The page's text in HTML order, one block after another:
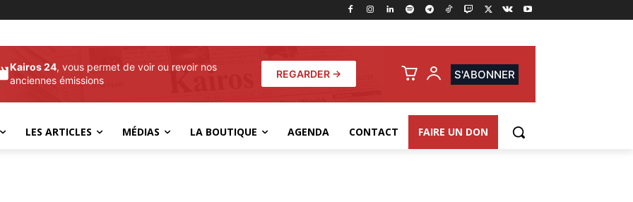
Kairos 24, vous permet de voir ou revoir nos
anciennes émissions
REGARDER → S'ABONNER
LES ARTICLES MÉDIAS LA BOUTIQUE AGENDA CONTACT FAIRE UN DON